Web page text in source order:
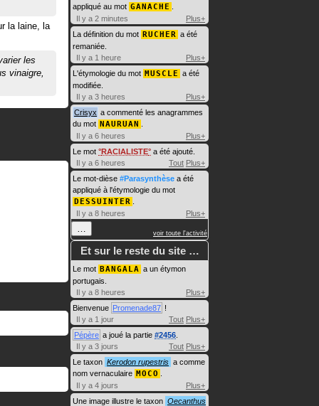
la laine, la
les
vinaigre,
appliqué au mot GANACHE
Il y a 2 minutes
Plus+
La définition du mot RUCHER a été
remaniée.
Il y a 1 heure
Plus+
L'étymologie du mot MUSCLE a été
modifiée.
Il y a 3 heures
Plus+
Crisyx a commenté les anagrammes
du mot NAURUAN
Il y a 6 heures
Plus+
Le mot RACIALISTE a été ajouté.
Il y a 6 heures
Tout Plus+
Le mot-dièse #Parasynthèse a été
appliqué à l'étymologie du mot
DESSUINTER
Il y a 8 heures
Plus+
… voir toute l'activité
Et sur le reste du site …
Le mot BANGALA a un étymon
portugais.
Il y a 8 heures
Plus+
Bienvenue Promenade87 !
Il y a 1 jour
Tout Plus+
Pépère a joué la partie #2456
Il y a 3 jours
Tout Plus+
Le taxon Kerodon rupestris a comme
nom vernaculaire MOCO
Il y a 4 jours
Plus+
Une image illustre le taxon Oecanthus